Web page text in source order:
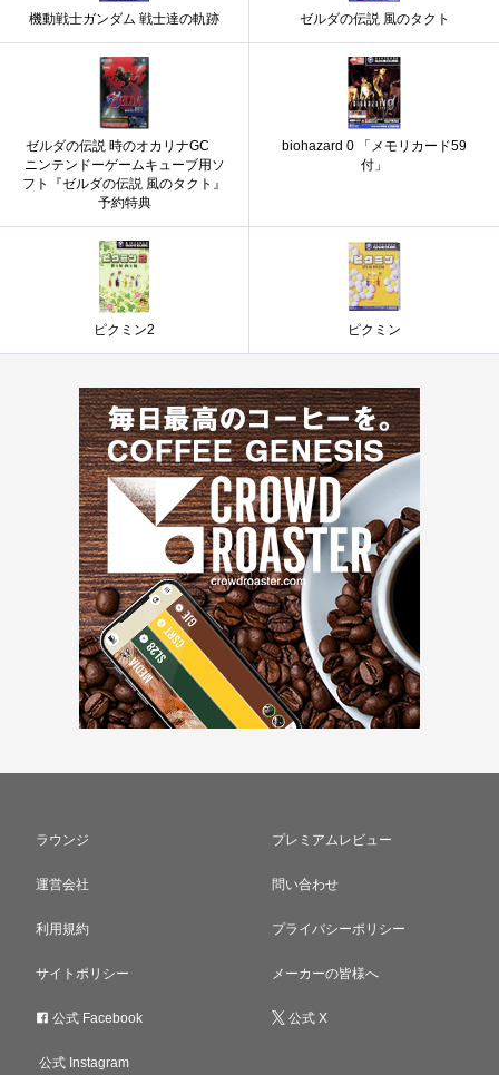
機動戦士ガンダム 戦士達の軌跡 ゼルダの伝説 風のタクト
ゼルダの伝説 時のオカリナGC
ニンテンドーゲームキューブ用ソ
フト『ゼルダの伝説 風のタクト』
予約特典
biohazard 0 「メモリカード59
付」
ピクミン2 ピクミン
ラウンジ プレミアムレビュー
運営会社 問い合わせ
利用規約 プライバシーポリシー
サイトポリシー メーカーの皆様へ
公式 Facebook 公式 X
公式 Instagram